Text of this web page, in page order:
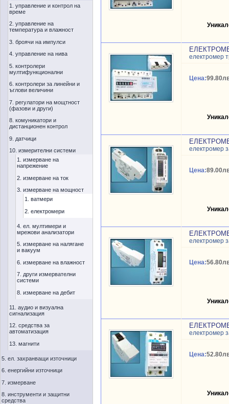
1. управление и контрол на
време
2. управление на
температура и влажност
3. броячи на импулси
4. управление на нива
5. контролери
мултифункционални
6. контролери за линейни и
ъглови величини
7. регулатори на мощтност
(фазови и други)
8. комуникатори и
дистанционен контрол
9. датчици
10. измерителни системи
1. измерване на
напрежение
2. измерване на ток
3. измерване на мощност
1. ватмери
2. електромери
4. ел. мултимери и
мрежови анализатори
5. измерване на налягане
и вакуум
6. измерване на влажност
7. други измервателни
системи
8. измерване на дебит
11. аудио и визуална
сигнализация
12. средства за
автоматизация
13. магнити
5. ел. захранващи източници
6. енергийни източници
7. измерване
8. инструменти и защитни
средства
електромер
Цена:
електромер
Цена:
електромер
Цена:
електромер
Цена: